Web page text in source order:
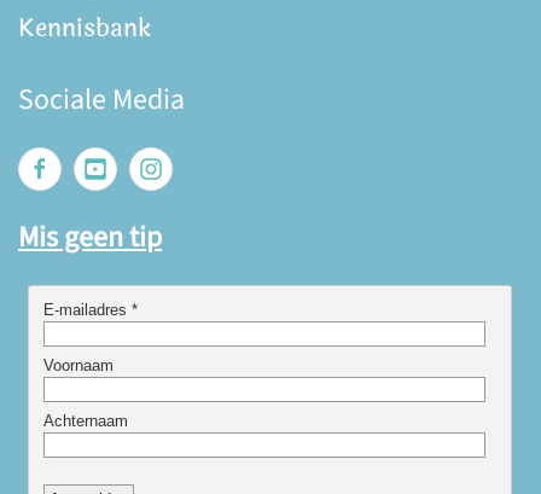
Kennisbank
Sociale Media
Mis geen tip